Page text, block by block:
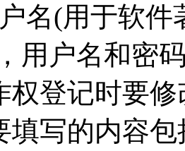
名(用于软
用户名和密
权登记时要
填写的内容包